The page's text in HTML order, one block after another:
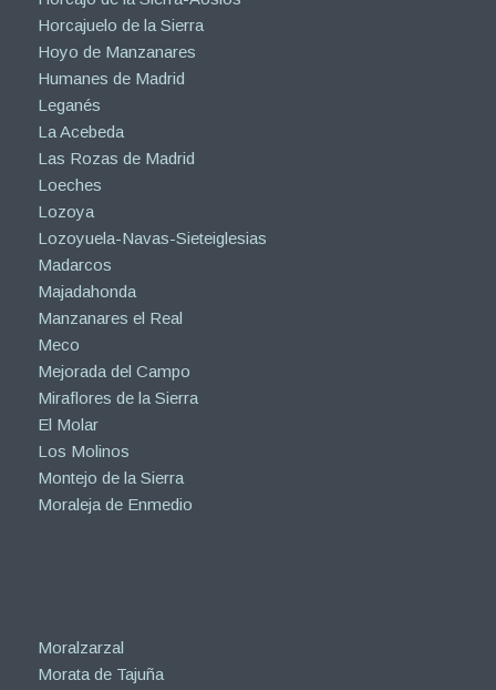
Horcajuelo de la Sierra
Hoyo de Manzanares
Humanes de Madrid
Leganés
La Acebeda
Las Rozas de Madrid
Loeches
Lozoya
Lozoyuela-Navas-Sieteiglesias
Madarcos
Majadahonda
Manzanares el Real
Meco
Mejorada del Campo
Miraflores de la Sierra
El Molar
Los Molinos
Montejo de la Sierra
Moraleja de Enmedio
Moralzarzal
Morata de Tajuña